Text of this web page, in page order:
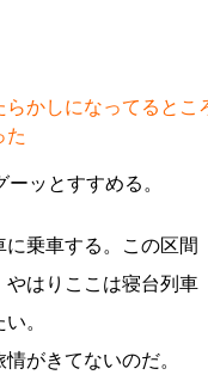
かしになってるとこ
た
ッとすすめる。
乗車する。この区間
はりここは寝台列車
。
がきてないのだ。